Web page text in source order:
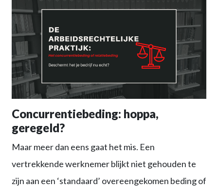
Concurrentiebeding: hoppa,
geregeld?
Maar meer dan eens gaat het mis. Een
vertrekkende werknemer blijkt niet gehouden te
zijn aan een ‘standaard’ overeengekomen beding of